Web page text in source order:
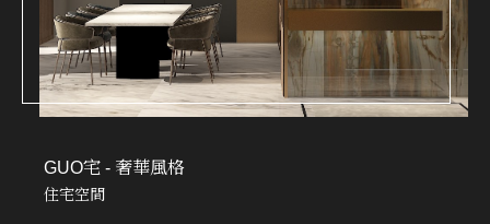
GUO宅 - 奢華風格
住宅空間